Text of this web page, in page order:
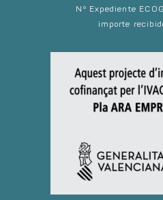
Nº Expediente
importe